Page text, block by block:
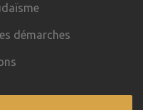
démarches